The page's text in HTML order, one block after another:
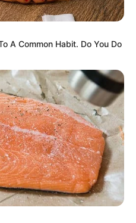
telefonunu
AÇIQLAMA
KRİMİNAL
A Common Habit. Do You Do